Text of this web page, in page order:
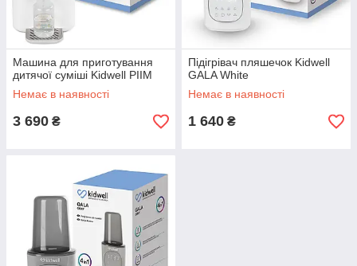
Машина для приготування
дитячої суміші Kidwell PIIM
Немає в наявності
3 690 ₴
Підігрівач пляшечок Kidwell
GALA White
Немає в наявності
1 640 ₴